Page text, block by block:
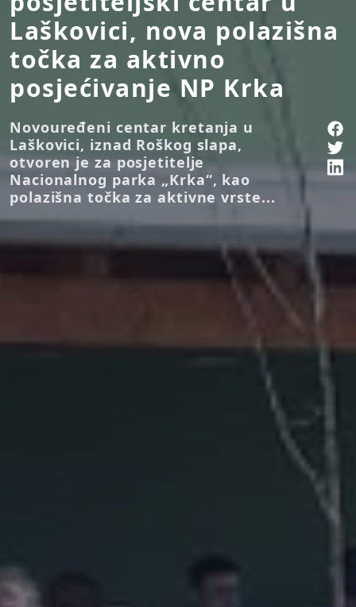
Laškovici, nova polazišna
točka za aktivno
posjećivanje NP Krka
Novouređeni centar kretanja u
Laškovici, iznad Roškog slapa,
otvoren je za posjetitelje
Nacionalnog parka „Krka“, kao
polazišna točka za aktivne vrste...